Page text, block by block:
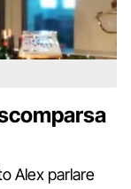
Alex parlare